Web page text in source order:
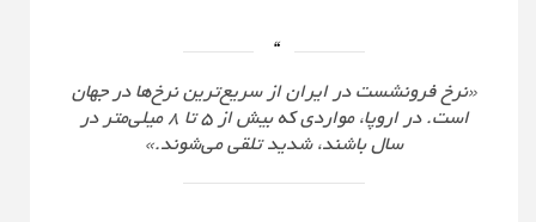
«نرخ فرونشست در ایران از سریع‌ترین نرخ‌ها در جهان
است. در اروپا، مواردی که بیش از ۵ تا ۸ میلی‌متر در
سال باشند، شدید تلقی می‌شوند.»